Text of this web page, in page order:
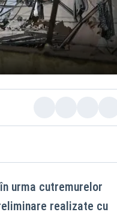
urma cutremurelor
realizate cu